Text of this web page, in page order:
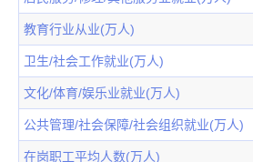
教育行业从业(万人)
卫生/社会工作就业(万人)
文化/体育/娱乐业就业(万人)
公共管理/社会保障/社会组织就业(万人)
在岗职工平均人数(万人)